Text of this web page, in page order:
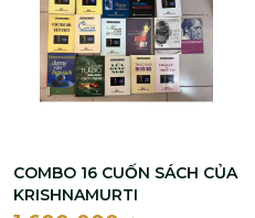
COMBO 16 CUỐN SÁCH CỦA
KRISHNAMURTI